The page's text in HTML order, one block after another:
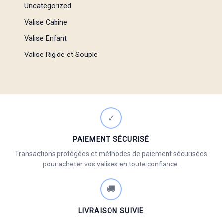
Uncategorized
Valise Cabine
Valise Enfant
Valise Rigide et Souple
✓
PAIEMENT SÉCURISÉ
Transactions protégées et méthodes de paiement sécurisées
pour acheter vos valises en toute confiance.
🚚
LIVRAISON SUIVIE